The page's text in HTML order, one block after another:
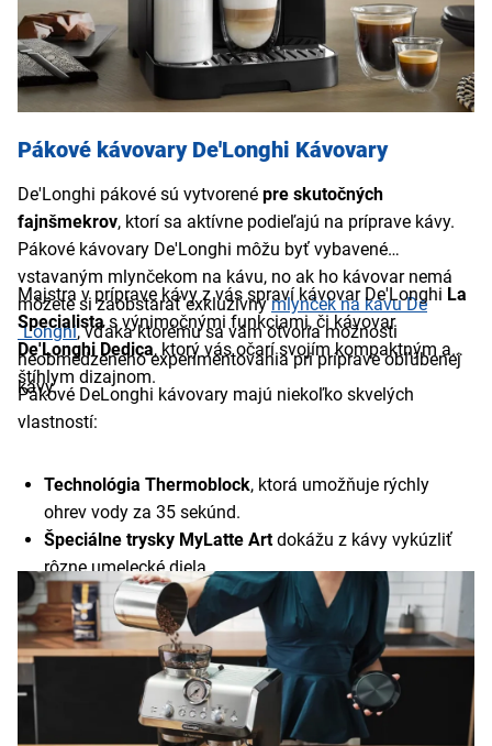
Pákové kávovary De'Longhi Kávovary
De'Longhi pákové sú vytvorené pre skutočných
fajnšmekrov, ktorí sa aktívne podieľajú na príprave kávy.
Pákové kávovary De'Longhi môžu byť vybavené
vstavaným mlynčekom na kávu, no ak ho kávovar nemá
môžete si zaobstarať exkluzívnymlynček na kávu De
´Longhi, vďaka ktorému sa vám otvoria možnosti
neobmedzeného experimentovania pri príprave obľúbenej
kávy.
Majstra v príprave kávy z vás spraví kávovar De'Longhi La
Specialistas výnimočnými funkciami, či kávovar
De'Longhi Dedica, ktorý vás očarí svojím kompaktným a
štíhlym dizajnom.
Pákové DeLonghi kávovary majú niekoľko skvelých
vlastností:
Technológia Thermoblock, ktorá umožňuje rýchly
ohrev vody za 35 sekúnd.
Špeciálne trysky MyLatte Artdokážu z kávy vykúzliť
rôzne umelecké diela.
Funkcia Cappuccino System
pre dokonale napenené
cappuccino alebo latte.
Ovládanie teploty a vysokotlakové čerpadlopre
dokonalú extrakciu kávy.
Dvojité steny filtrov, ktoré zaisťujú hustú krémovú penu